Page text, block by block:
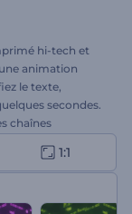
hi-tech et
animation
le texte,
secondes.
chaînes
plus encore.
1:1